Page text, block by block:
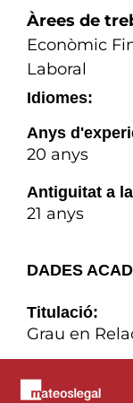
Àrees de
Econòmic
Laboral
Idiomes:
Anys
20 anys
Antiguitat a
21 anys
DADES
Titulació:
Grau en